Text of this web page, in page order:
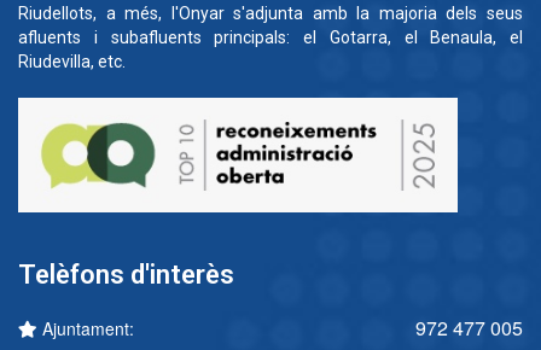
Riudellots, a més, l'Onyar s'adjunta amb la majoria dels seus
afluents i subafluents principals: el Gotarra, el Benaula, el
Riudevilla, etc.
Telèfons d'interès
Ajuntament: 972 477 005